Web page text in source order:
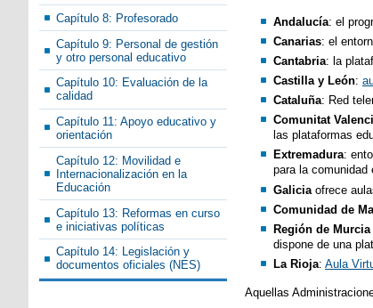
Capítulo 8: Profesorado
Capítulo 9: Personal de gestión
y otro personal educativo
Capítulo 10: Evaluación de la
calidad
Capítulo 11: Apoyo educativo y
orientación
Capítulo 12: Movilidad e
Internacionalización en la
Educación
Capítulo 13: Reformas en curso
e iniciativas políticas
Capítulo 14: Legislación y
documentos oficiales (NES)
Andalucía: el
Canarias: el
Cantabria: la
Castilla y León:
Cataluña: Red
Comunitat
las plataformas
Extremadura:
para la comunidad
Galiciaofrece
Comunidad de
Región de Murcia
dispone de una
La Rioja: Aula
Aquellas